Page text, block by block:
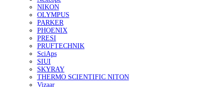
Оборудование для контроля сортировки шариков
Сканеры шариков AVIKO
Сортировщики шариков (по диаметру)
Сортировщики роликов